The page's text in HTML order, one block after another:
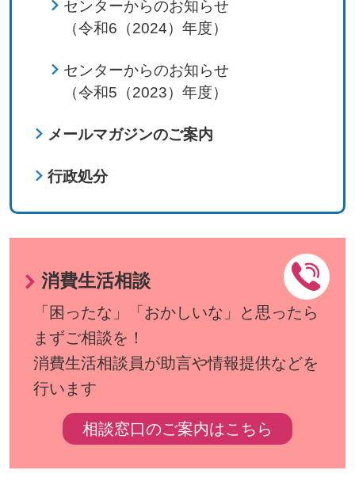
センターからのお知らせ
（令和6（2024）年度）
センターからのお知らせ
（令和5（2023）年度）
メールマガジンのご案内
行政処分
消費生活相談
「困ったな」「おかしいな」と思ったら
まずご相談を！
消費生活相談員が助言や情報提供などを
行います
相談窓口のご案内はこちら